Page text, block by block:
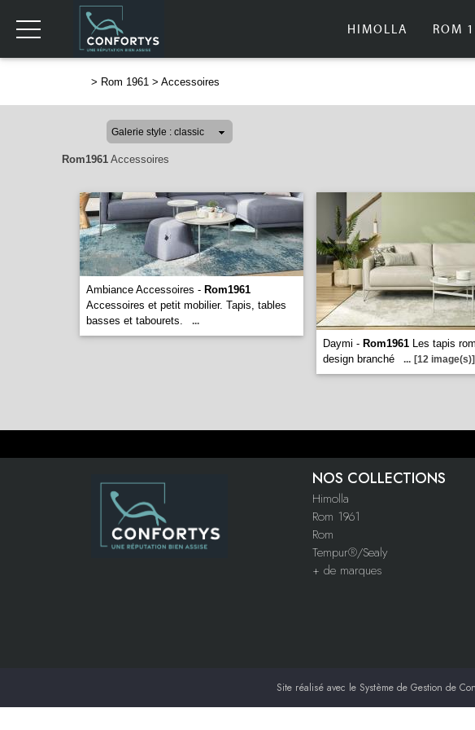
HIMOLLA ROM
> Rom 1961 > Accessoires
Rom1961 Accessoires
Ambiance Accessoires - Rom1961
Accessoires et petit mobilier. Tapis, tables
basses et tabourets.
...
Daymi - Rom1961 Les tapis
design branché
... [12 image(s)]
NOS COLLECTIONS
Himolla
Rom 1961
Rom
Tempur®/Sealy
+ de marques
Site réalisé avec le Système de Gestion de